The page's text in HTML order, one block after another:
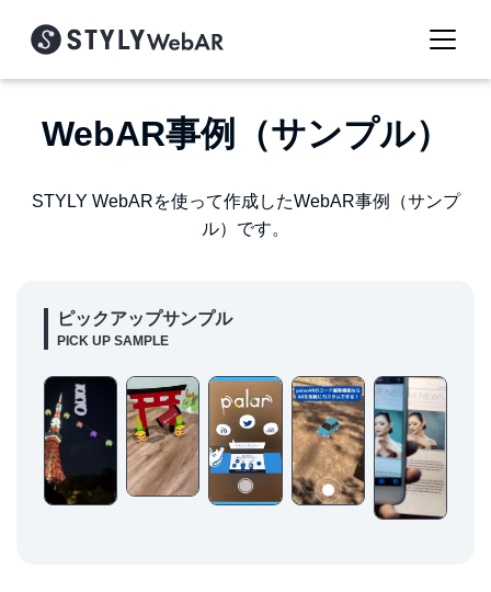
WebAR事例（サンプル）
STYLY WebARを使って作成したWebAR事例（サンプ
ル）です。
ピックアップサンプル
PICK UP SAMPLE